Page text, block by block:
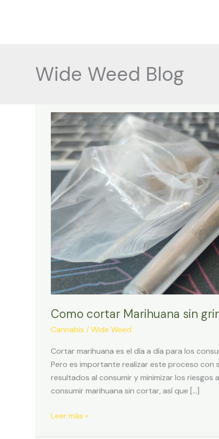
Wide Weed Blog
Como cortar Marihuana sin
Cannabis /Wide Weed
Cortar marihuana es el día a día para los
Pero es importante realizar este proceso con
resultados al consumir y minimizar los riesgos
consumir marihuana sin cortar, así que […]
Como
Leer más »